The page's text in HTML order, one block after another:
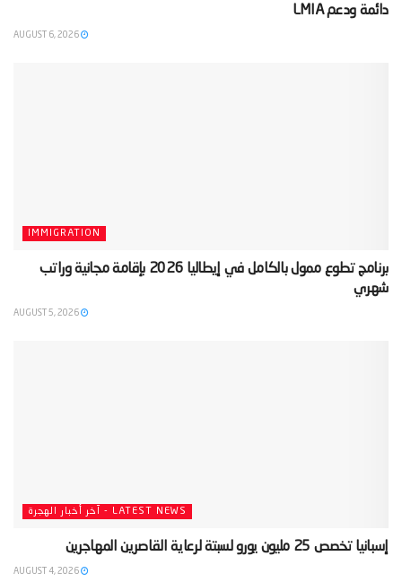
دائمة ودعم LMIA‬
IMMIGRATION
‫برنامج تطوع ممول بالكامل في إيطاليا 2026 بإقامة مجانية وراتب
شهري‬
LATEST NEWS - آخر أخبار الهجرة
‫إسبانيا تخصص 25 مليون يورو لسبتة لرعاية القاصرين المهاجرين‬